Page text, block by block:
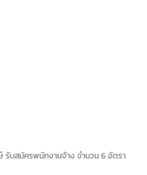
รับสมัครพนักงานจ้าง จำนวน 6 อัตรา